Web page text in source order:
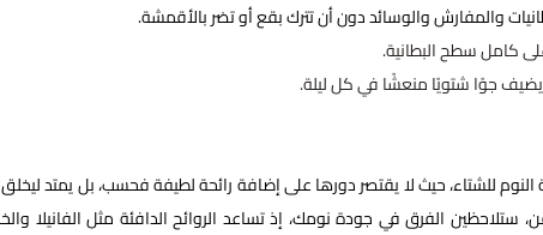
والمفارش والوسائد دون أن تترك بقع أو تضر بالأقمشة.
كامل سطح البطانية.
ويضيف جوًا شتويًا منعشًا في كل ليلة.
للشتاء، حيث لا يقتصر دورها على إضافة رائحة لطيفة فحسب، بل يمتد
ستلاحظين الفرق في جودة نومك، إذ تساعد الروائح الدافئة مثل الفانيلا